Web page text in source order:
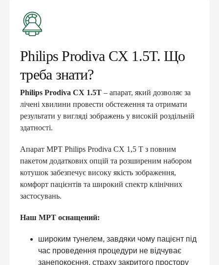
Philips Prodiva CX 1.5T. Що
треба знати?
Philips Prodiva CX 1.5T – апарат, який дозволяє за
лічені хвилини провести обстеження та отримати
результати у вигляді зображень у високій роздільній
здатності.
Апарат МРТ Philips Prodiva CX 1,5 T з повним
пакетом додаткових опцій та розширеним набором
котушок забезпечує високу якість зображення,
комфорт пацієнтів та широкий спектр клінічних
застосувань.
Наш МРТ оснащений:
широким тунелем, завдяки чому пацієнт під
час проведення процедури не відчуває
занепокоєння, страху закритого простору